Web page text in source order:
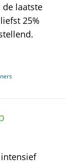
laatste
25%
intensief